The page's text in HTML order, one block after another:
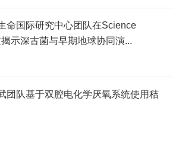
命国际研究中心团队在Science
示深古菌与早期地球协同演...
团队基于双腔电化学厌氧系统使用秸